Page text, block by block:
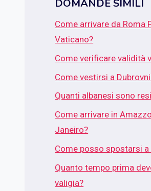
DOMANDE SIMILI
Come arrivare da Roma
Vaticano?
Come verificare validità
Come vestirsi a
Quanti albanesi sono
Come arrivare in
Janeiro?
Come posso spostarsi a
Quanto tempo prima
valigia?